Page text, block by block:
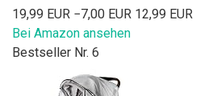
19,99 EUR −7,00 EUR 12,99 EUR
Bei Amazon ansehen
Bestseller Nr. 6